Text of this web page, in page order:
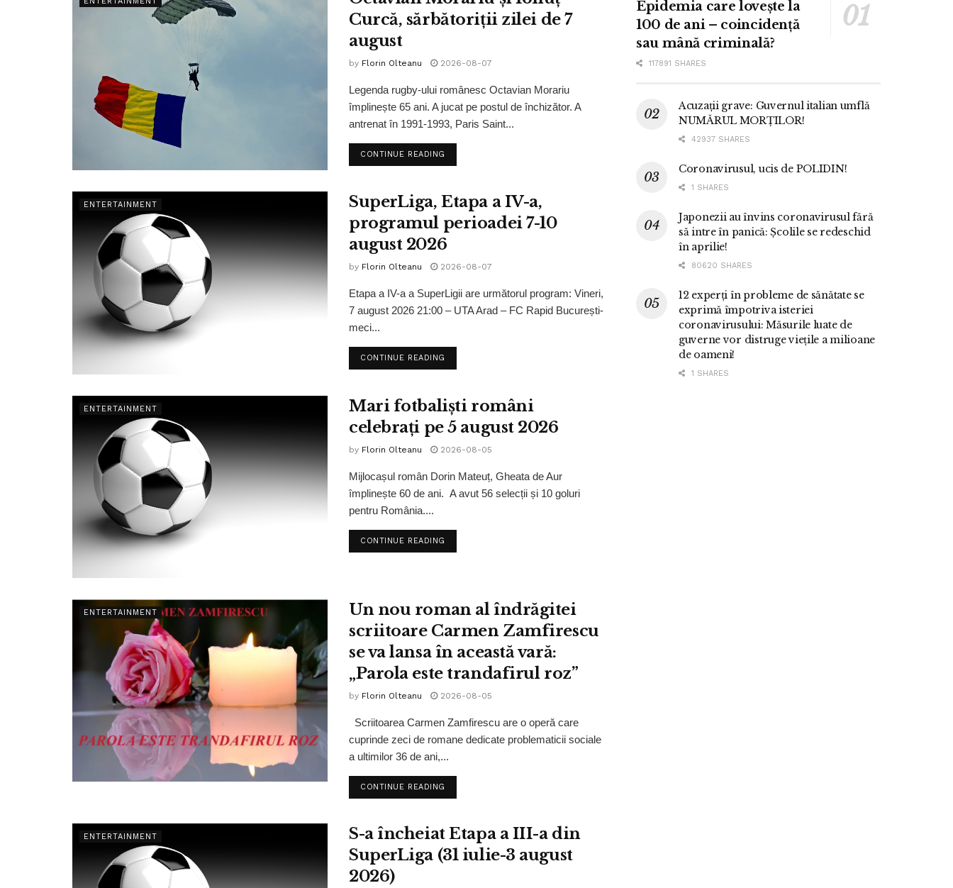
Curcă, sărbătoriții zilei de 7
august
by Florin Olteanu 2026-08-07
Legenda rugby-ului românesc Octavian Morariu
împlinește 65 ani. A jucat pe postul de închizător. A
antrenat în 1991-1993, Paris Saint...
CONTINUE READING
ENTERTAINMENT
SuperLiga, Etapa a IV-a,
programul perioadei 7-10
august 2026
by Florin Olteanu 2026-08-07
Etapa a IV-a a SuperLigii are următorul program: Vineri,
7 august 2026 21:00 – UTA Arad – FC Rapid București-
meci...
CONTINUE READING
ENTERTAINMENT
Mari fotbaliști români
celebrați pe 5 august 2026
by Florin Olteanu 2026-08-05
Mijlocașul român Dorin Mateuț, Gheata de Aur
împlinește 60 de ani. A avut 56 selecții și 10 goluri
pentru România....
CONTINUE READING
ENTERTAINMENT
Un nou roman al îndrăgitei
scriitoare Carmen Zamfirescu
se va lansa în această vară:
„Parola este trandafirul roz”
by Florin Olteanu 2026-08-05
Scriitoarea Carmen Zamfirescu are o operă care
cuprinde zeci de romane dedicate problematicii sociale
a ultimilor 36 de ani,...
CONTINUE READING
ENTERTAINMENT
S-a încheiat Etapa a III-a din
SuperLiga (31 iulie-3 august
2026)
Epidemia care lovește la
100 de ani – coincidență
sau mână criminală?
117891 SHARES
Acuzații grave: Guvernul italian umflă
NUMĂRUL MORȚILOR!
42937 SHARES
Coronavirusul, ucis de POLIDIN!
1 SHARES
Japonezii au învins coronavirusul fără
să intre în panică: Școlile se redeschid
în aprilie!
80620 SHARES
12 experți în probleme de sănătate se
exprimă împotriva isteriei
coronavirusului: Măsurile luate de
guverne vor distruge viețile a milioane
de oameni!
1 SHARES